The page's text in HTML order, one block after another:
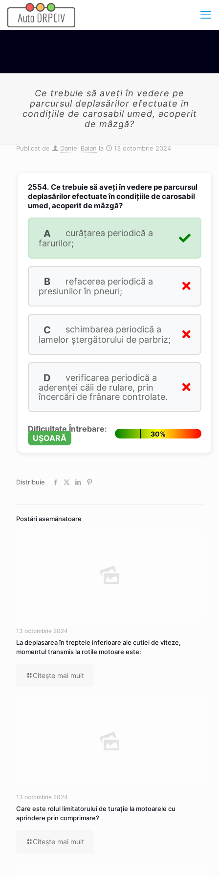
Ce trebuie să aveți în vedere pe
parcursul deplasărilor efectuate în
condițiile de carosabil umed, acoperit
de mâzgă?
Publicat de Daniel Balan la 13 octombrie 2024
2554. Ce trebuie să aveți în vedere pe parcursul
deplasărilor efectuate în condițiile de carosabil
umed, acoperit de mâzgă?
A
curățarea periodică a
farurilor;
B
refacerea periodică a
presiunilor în pneuri;
C
schimbarea periodică a
lamelor ștergătorului de parbriz;
D
verificarea periodică a
aderenței căii de rulare, prin
încercări de frânare controlate.
Dificultate Întrebare:
UȘOARĂ
30%
Distribuie
Postări asemănatoare
13 octombrie 2024
La deplasarea în treptele inferioare ale cutiei de viteze,
momentul transmis la rotile motoare este:
Citeşte mai mult
13 octombrie 2024
Care este rolul limitatorului de turație la motoarele cu
aprindere prin comprimare?
Citeşte mai mult